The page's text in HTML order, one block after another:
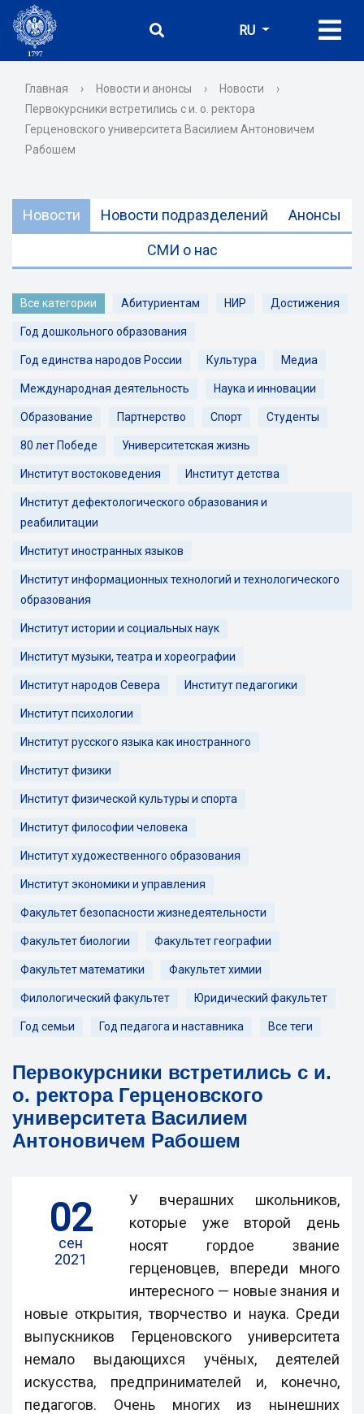
RU
Главная › Новости и анонсы › Новости
›
Первокурсники встретились с и. о. ректора
Герценовского университета Василием Антоновичем
Рабошем
Новости Новости подразделений Анонсы
СМИ о нас
Все категории Абитуриентам НИР Достижения
Год дошкольного образования
Год единства народов России Культура Медиа
Международная деятельность Наука и инновации
Образование Партнерство Спорт Студенты
80 лет Победе Университетская жизнь
Институт востоковедения Институт детства
Институт дефектологического образования и
реабилитации
Институт иностранных языков
Институт информационных технологий и технологического
образования
Институт истории и социальных наук
Институт музыки, театра и хореографии
Институт народов Севера Институт педагогики
Институт психологии
Институт русского языка как иностранного
Институт физики
Институт физической культуры и спорта
Институт философии человека
Институт художественного образования
Институт экономики и управления
Факультет безопасности жизнедеятельности
Факультет биологии Факультет географии
Факультет математики Факультет химии
Филологический факультет Юридический факультет
Год семьи Год педагога и наставника Все теги
Первокурсники встретились с и.
о. ректора Герценовского
университета Василием
Антоновичем Рабошем
02
сен
2021
У вчерашних школьников,
которые уже второй день
носят гордое звание
герценовцев, впереди много
интересного — новые знания и
новые открытия, творчество и наука. Среди
выпускников Герценовского университета
немало выдающихся учёных, деятелей
искусства, предпринимателей и, конечно,
педагогов. Очень многих из нынешних